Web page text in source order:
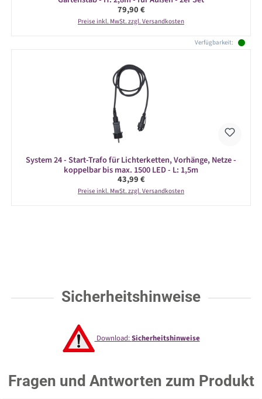
Regulärer Preis:
79,90 €
Preise inkl. MwSt. zzgl. Versandkosten
Verfügbarkeit:
System 24 - Start-Trafo für Lichterketten, Vorhänge, Netze -
koppelbar bis max. 1500 LED - L: 1,5m
Regulärer Preis:
43,99 €
Preise inkl. MwSt. zzgl. Versandkosten
Sicherheitshinweise
Download:Sicherheitshinweise
Fragen und Antworten zum Produkt